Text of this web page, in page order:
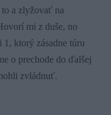
a zlyžovať na
mi z duše, no
ktorý zásadne túru
o prechode do ďalšej
zvládnuť.